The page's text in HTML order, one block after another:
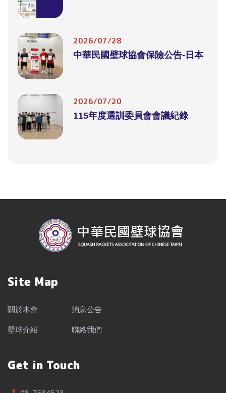
2026/07/28
中華民國壁球協會保險公告-日本
2026/07/20
115年度選訓委員會會議紀錄
Site Map
關於本會
消息公告
壁球介紹
聯絡我們
Get in Touch